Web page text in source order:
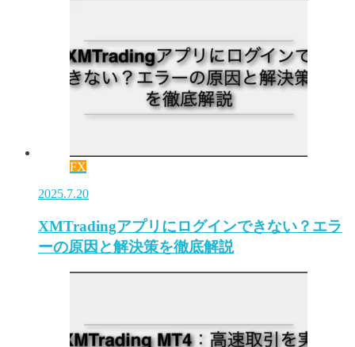
FX
2025.7.20
XMTradingアプリにログインできない？エラ
ーの原因と解決策を徹底解説